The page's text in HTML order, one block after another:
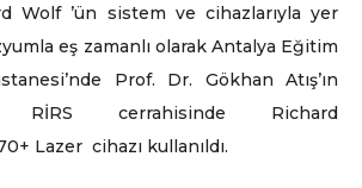
Wolf ’ün sistem ve cihazlarıyla yer
eş zamanlı olarak Antalya Eğitim
Prof. Dr. Gökhan Atış’ın
RİRS cerrahisinde Richard
Lazer cihazı kullanıldı.